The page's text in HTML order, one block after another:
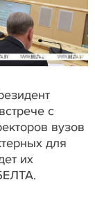
с
вузов
для
их